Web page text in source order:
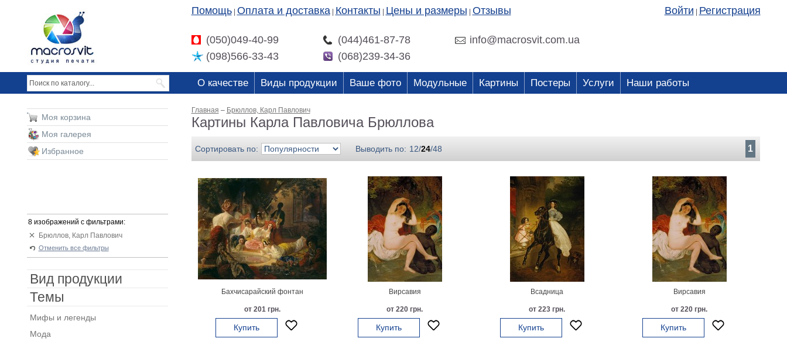
Помощь Оплата и доставка Контакты Цены и размеры Отзывы Войти Регистрация
(050)049-40-99 (044)461-87-78
info@macrosvit.com.ua
(098)566-33-43
(068)239-34-36
О качестве Виды продукции Ваше фото Модульные Картины Постеры Услуги Наши работы
Главная – Брюллов, Карл Павлович
Картины Карла Павловича Брюллова
Сортировать по: Выводить по: 12/24/48 1
Бахчисарайский фонтан
от 201 грн.
Купить
Вирсавия
от 220 грн.
Купить
Всадница
от 223 грн.
Купить
Вирсавия
от 220 грн.
Купить
Моя корзина
Моя галерея
Избранное
8 изображений с фильтрами:
Брюллов, Карл Павлович
Отменить все фильтры
Вид продукции
Темы
Мифы и легенды
Мода